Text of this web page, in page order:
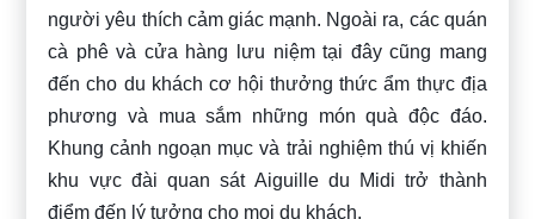
người yêu thích cảm giác mạnh. Ngoài ra, các quán
cà phê và cửa hàng lưu niệm tại đây cũng mang
đến cho du khách cơ hội thưởng thức ẩm thực địa
phương và mua sắm những món quà độc đáo.
Khung cảnh ngoạn mục và trải nghiệm thú vị khiến
khu vực đài quan sát Aiguille du Midi trở thành
điểm đến lý tưởng cho mọi du khách.